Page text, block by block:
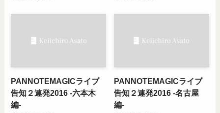
PANNOTEMAGICライブ
告知２連発2016 -六本木
編-
PANNOTEMAGICライブ
告知２連発2016 -名古屋
編-